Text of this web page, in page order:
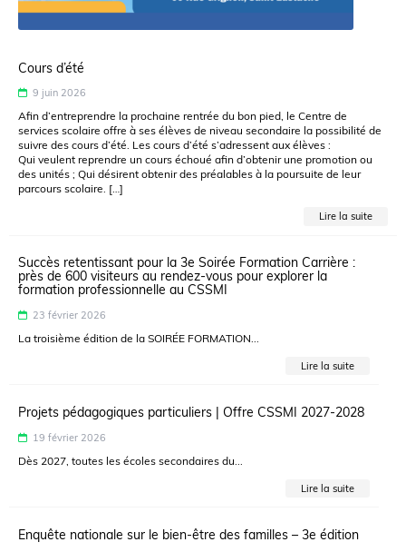
Cours d’été
9 juin 2026
Afin d’entreprendre la prochaine rentrée du bon pied, le Centre de
services scolaire offre à ses élèves de niveau secondaire la possibilité de
suivre des cours d’été. Les cours d’été s’adressent aux élèves :
Qui veulent reprendre un cours échoué afin d’obtenir une promotion ou
des unités ; Qui désirent obtenir des préalables à la poursuite de leur
parcours scolaire. […]
Lire la suite
Succès retentissant pour la 3e Soirée Formation Carrière :
près de 600 visiteurs au rendez-vous pour explorer la
formation professionnelle au CSSMI
23 février 2026
La troisième édition de la SOIRÉE FORMATION...
Lire la suite
Projets pédagogiques particuliers | Offre CSSMI 2027-2028
19 février 2026
Dès 2027, toutes les écoles secondaires du...
Lire la suite
Enquête nationale sur le bien-être des familles – 3e édition